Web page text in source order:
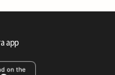
app